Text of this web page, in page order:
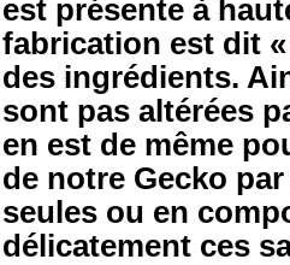
est présente à
fabrication est dit
des ingrédients.
sont pas altérées
en est de même
de notre Gecko
seules ou en
délicatement ces